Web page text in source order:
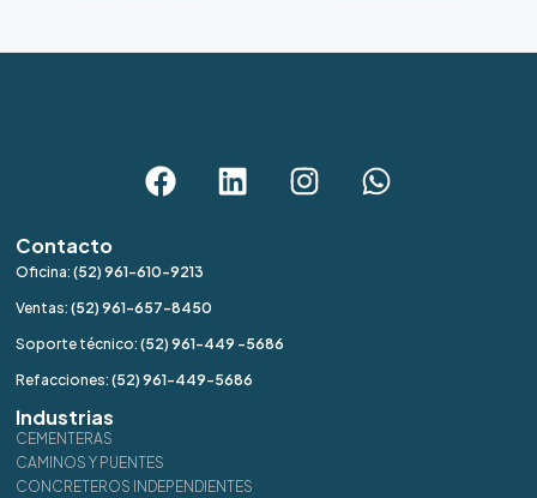
Contacto
Oficina:(52) 961-610-9213
Ventas:(52) 961-657-8450
Soporte técnico:(52) 961-449 -5686
Refacciones:(52) 961-449-5686
Industrias
CEMENTERAS
CAMINOS Y PUENTES
CONCRETEROS INDEPENDIENTES